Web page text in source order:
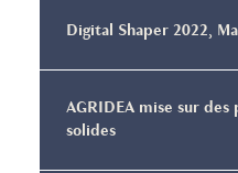
Digital Shaper 2022,
AGRIDEA mise sur des
solides